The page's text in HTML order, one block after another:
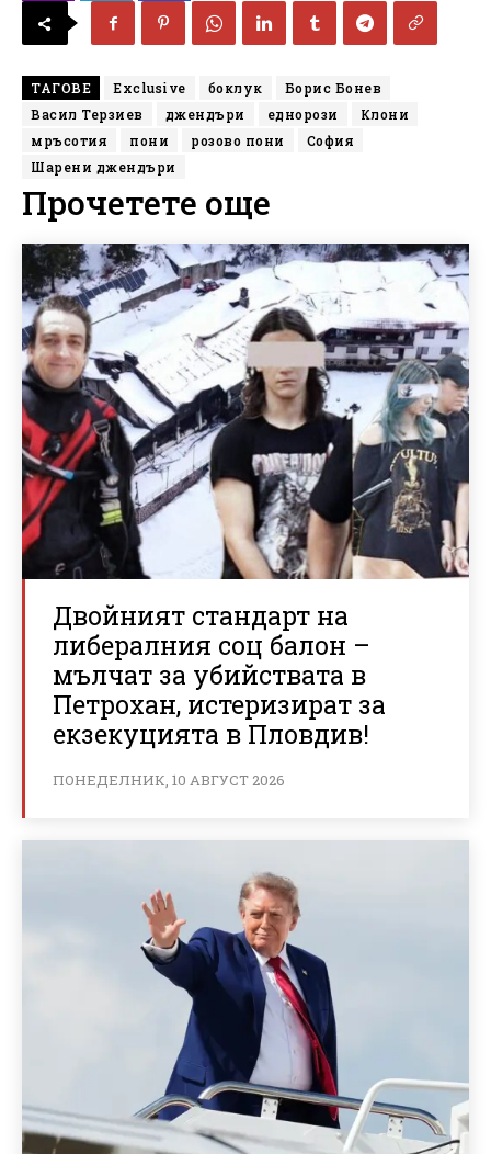
ТАГОВЕ Exclusive боклук
Борис Бонев
Васил Терзиев
джендъри еднорози
Клони
мръсотия
пони розово пони
София
Шарени джендъри
Прочетете още
Двойният стандарт на
либералния соц балон –
мълчат за убийствата в
Петрохан, истеризират за
екзекуцията в Пловдив!
ПОНЕДЕЛНИК, 10 АВГУСТ 2026